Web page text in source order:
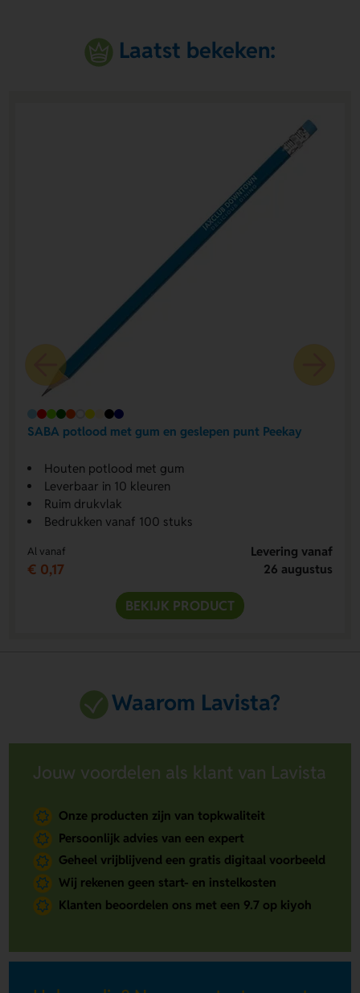
Laatst bekeken:
SABA potlood met gum en geslepen punt Peekay
Houten potlood met gum
Leverbaar in 10 kleuren
Ruim drukvlak
Bedrukken vanaf 100 stuks
Al vanaf
€ 0,17
Levering vanaf
26 augustus
BEKIJK PRODUCT
Waarom Lavista?
Jouw voordelen als klant van Lavista
Onze producten zijn van topkwaliteit
Persoonlijk advies van een expert
Geheel vrijblijvend een gratis digitaal voorbeeld
Wij rekenen geen start- en instelkosten
Klanten beoordelen ons met een 9.7 op kiyoh